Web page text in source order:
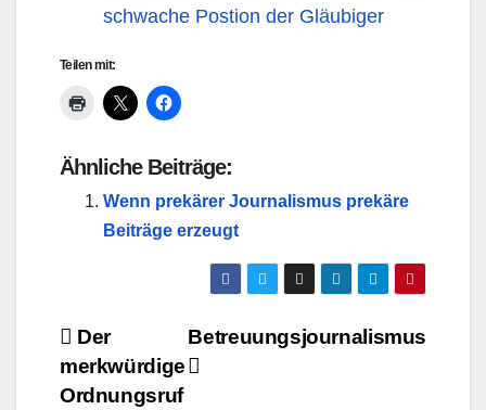
schwache Postion der Gläubiger
Teilen mit:
Ähnliche Beiträge:
Wenn prekärer Journalismus prekäre
Beiträge erzeugt
Beitragsnavigation
Betreuungsjournalismus
Der
merkwürdige
Ordnungsruf